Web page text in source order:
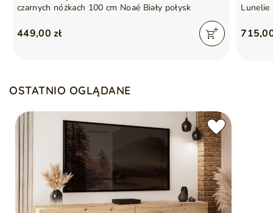
czarnych nóżkach 100 cm Noaé Biały połysk
449,00 zł
Lunelie
OSTATNIO OGLĄDANE